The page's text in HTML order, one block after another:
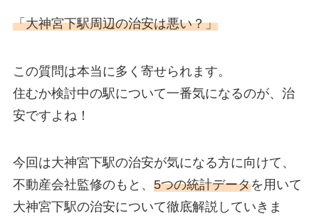
「大神宮下駅周辺の治安は悪い？」
この質問は本当に多く寄せられます。
住むか検討中の駅について一番気になるのが、治
安ですよね！
今回は大神宮下駅の治安が気になる方に向けて、
不動産会社監修のもと、 5つの統計データを用いて
大神宮下駅の治安について徹底解説していきま